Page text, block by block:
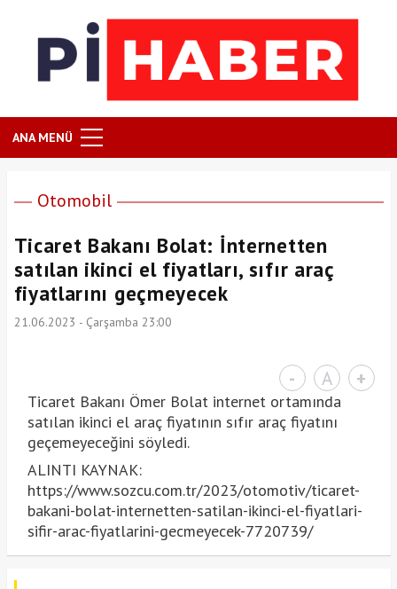
ANA MENÜ
Otomobil
Ticaret Bakanı Bolat: İnternetten
satılan ikinci el fiyatları, sıfır araç
fiyatlarını geçmeyecek
21.06.2023 - Çarşamba 23:00
- A +
Ticaret Bakanı Ömer Bolat internet ortamında
satılan ikinci el araç fiyatının sıfır araç fiyatını
geçemeyeceğini söyledi.
ALINTI KAYNAK:
https://www.sozcu.com.tr/2023/otomotiv/ticaret-
bakani-bolat-internetten-satilan-ikinci-el-fiyatlari-
sifir-arac-fiyatlarini-gecmeyecek-7720739/